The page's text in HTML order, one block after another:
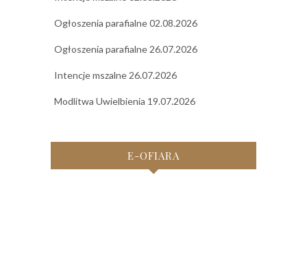
Ogłoszenia parafialne 02.08.2026
Ogłoszenia parafialne 26.07.2026
Intencje mszalne 26.07.2026
Modlitwa Uwielbienia 19.07.2026
E-OFIARA